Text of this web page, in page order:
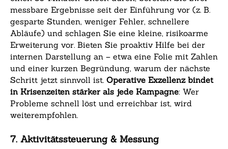
messbare Ergebnisse seit der Einführung vor (z. B.
gesparte Stunden, weniger Fehler, schnellere
Abläufe) und schlagen Sie eine kleine, risikoarme
Erweiterung vor. Bieten Sie proaktiv Hilfe bei der
internen Darstellung an – etwa eine Folie mit Zahlen
und einer kurzen Begründung, warum der nächste
Schritt jetzt sinnvoll ist. Operative Exzellenz bindet
in Krisenzeiten stärker als jede Kampagne: Wer
Probleme schnell löst und erreichbar ist, wird
weiterempfohlen.
7. Aktivitätssteuerung & Messung